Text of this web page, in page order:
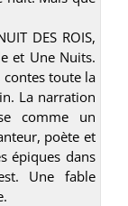
DES ROIS,
et Une Nuits.
contes toute la
La narration
comme un
poète et
épiques dans
Une fable